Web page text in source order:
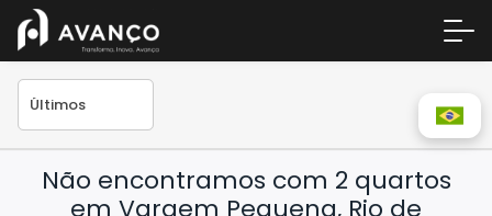
Não encontramos com 2 quartos
em Vargem Pequena, Rio de